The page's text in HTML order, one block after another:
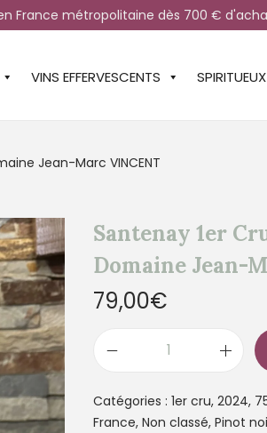
France métropolitaine dès 700 €
VINS EFFERVESCENTS SPIRITUEUX
Jean-Marc VINCENT
Santenay 1er
Domaine Jean-
79,00€
Catégories : 1er cru, 2024,
France, Non classé, Pinot